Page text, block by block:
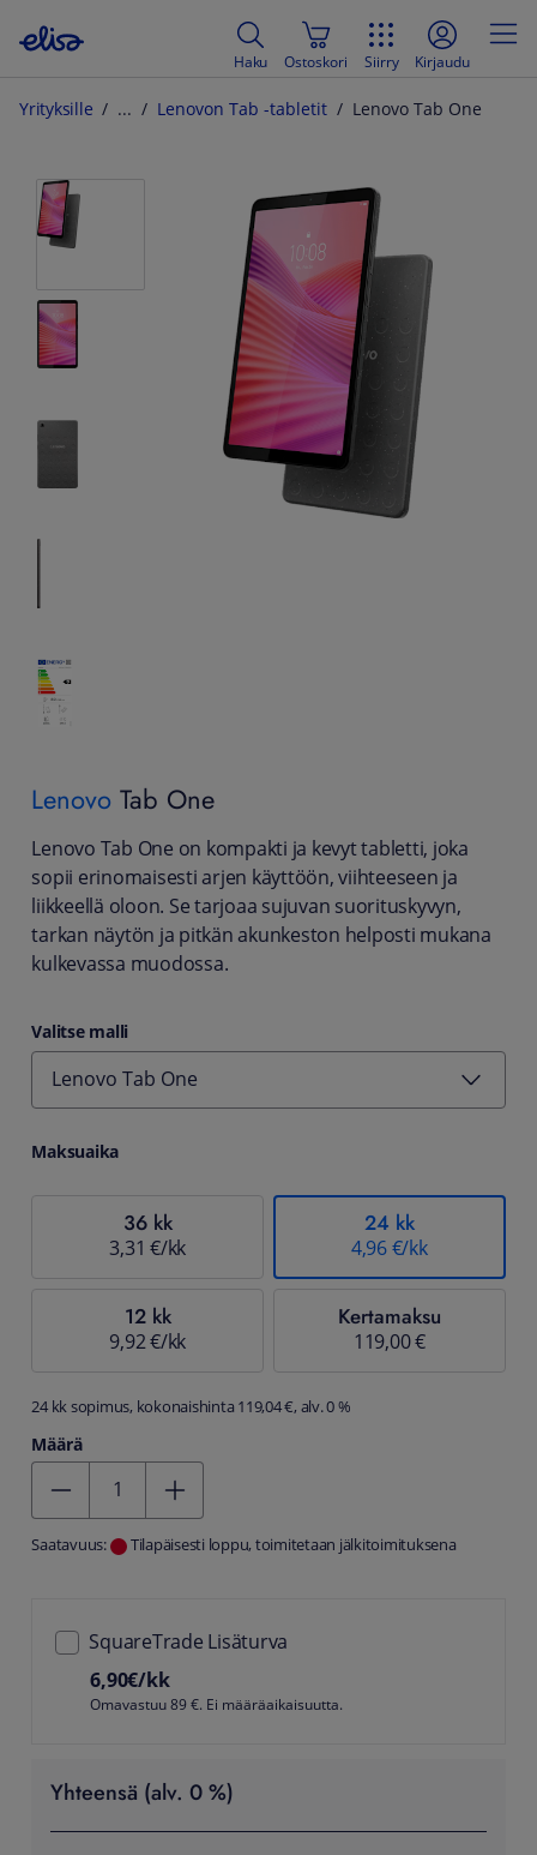
Haku Ostoskori Siirry Kirjaudu
Yrityksille Lenovon Tab -tabletit Lenovo Tab One
Lenovo Tab One
Lenovo Tab One on kompakti ja kevyt tabletti, joka
sopii erinomaisesti arjen käyttöön, viihteeseen ja
liikkeellä oloon. Se tarjoaa sujuvan suorituskyvyn,
tarkan näytön ja pitkän akunkeston helposti mukana
kulkevassa muodossa.
Valitse malli
Lenovo Tab One
Maksuaika
36 kk
3,31 €/kk
24 kk
4,96 €/kk
12 kk
9,92 €/kk
Kertamaksu
119,00 €
24 kk sopimus, kokonaishinta 119,04 €, alv. 0 %
Määrä
Saatavuus: Tilapäisesti loppu, toimitetaan jälkitoimituksena
SquareTrade Lisäturva
6,90€/kk
Omavastuu 89 €. Ei määräaikaisuutta.
Yhteensä (alv. 0 %)